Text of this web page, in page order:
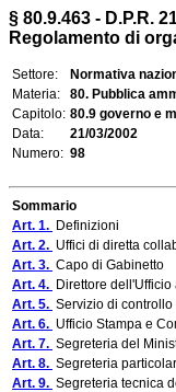
§ 80.9.463 - D.P.R.
Regolamento di
Settore:
Normativa
Materia:
80. Pubblica
Capitolo: 80.9 governo e
Data:
21/03/2002
Numero: 98
Sommario
Art. 1. Definizioni
Art. 2. Uffici di diretta
Art. 3. Capo di Gabinetto
Art. 4. Direttore
Art. 5. Servizio di controllo
Art. 6. Ufficio Stampa e
Art. 7. Segreteria del
Art. 8. Segreteria
Art. 9. Segreteria tecnica